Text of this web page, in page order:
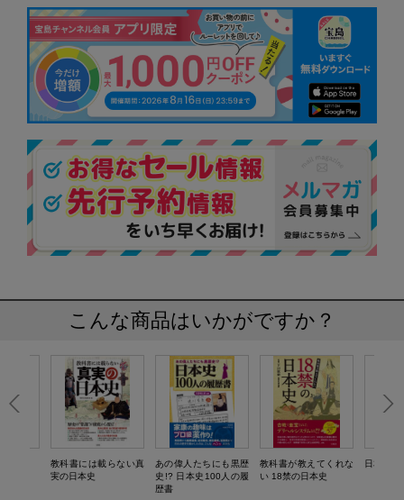
こんな商品はいかがですか？
教科書には載らない真
実の日本史
あの偉人たちにも黒歴
史!? 日本史100人の履
歴書
教科書が教えてくれな
い 18禁の日本史
日本史の